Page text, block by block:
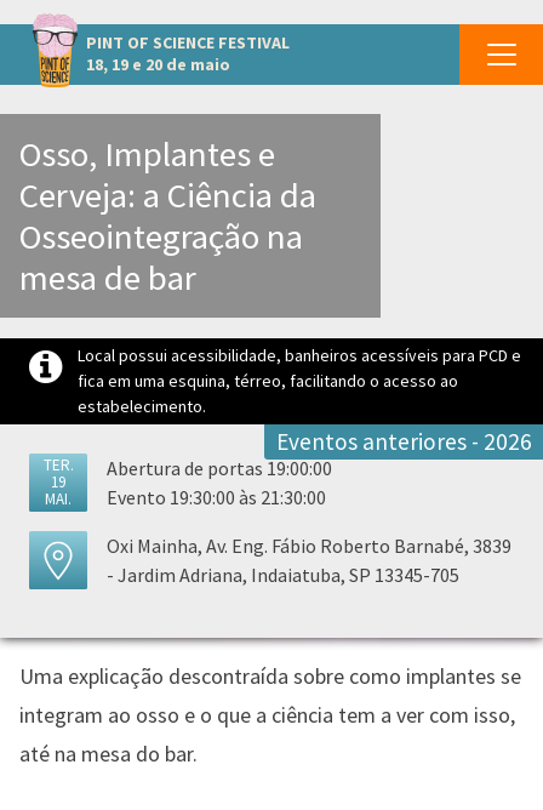
PINT OF SCIENCE FESTIVAL
18, 19 e 20 de maio
Outros eventos em Indaiatuba
Osso, Implantes e
Cerveja: a Ciência da
Osseointegração na
mesa de bar
Local possui acessibilidade, banheiros acessíveis para PCD e
fica em uma esquina, térreo, facilitando o acesso ao
estabelecimento.
Eventos anteriores - 2026
TER.
19
MAI.
Abertura de portas 19:00:00
Evento 19:30:00 às 21:30:00
Oxi Mainha, Av. Eng. Fábio Roberto Barnabé, 3839
- Jardim Adriana, Indaiatuba, SP 13345-705
Uma explicação descontraída sobre como implantes se
integram ao osso e o que a ciência tem a ver com isso,
até na mesa do bar.